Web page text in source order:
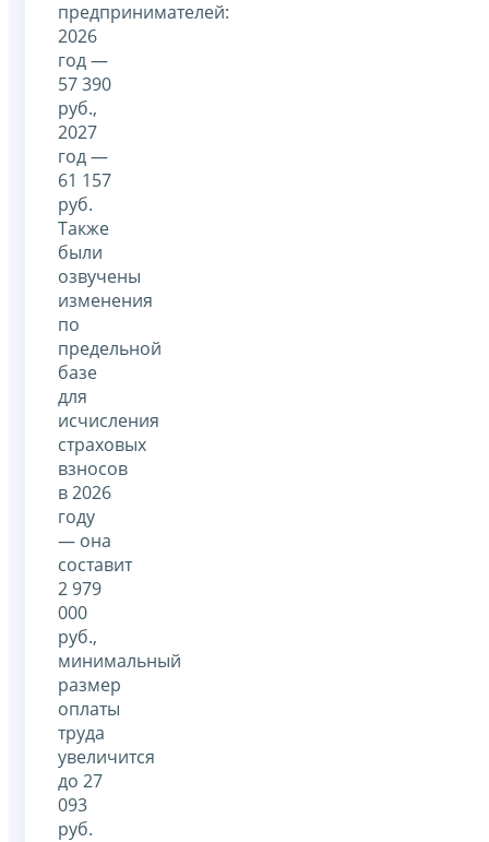
предпринимателей:
2026
год —
57 390
руб.,
2027
год —
61 157
руб.
Также
были
озвучены
изменения
по
предельной
базе
для
исчисления
страховых
взносов
в 2026
году
— она
составит
2 979
000
руб.,
минимальный
размер
оплаты
труда
увеличится
до 27
093
руб.